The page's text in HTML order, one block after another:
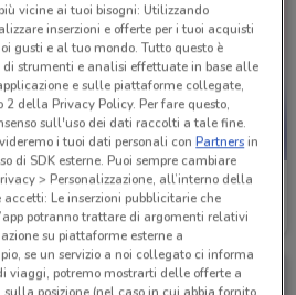
m
TIM
Scade il 31/12 335 m
vicine ai tuoi bisogni: Utilizzando
inserzioni e offerte per i tuoi acquisti
gusti e al tuo mondo. Tutto questo è
di strumenti e analisi effettuate in base alle
e sulle piattaforme collegate,
della Privacy Policy. Per fare questo,
sull'uso dei dati raccolti a tale fine.
i tuoi dati personali conPartnersin
di SDK esterne. Puoi sempre cambiare
> Personalizzazione, all’interno della
accetti: Le inserzioni pubblicitarie che
potranno trattare di argomenti relativi
su piattaforme esterne a
se un servizio a noi collegato ci informa
viaggi, potremo mostrarti delle offerte a